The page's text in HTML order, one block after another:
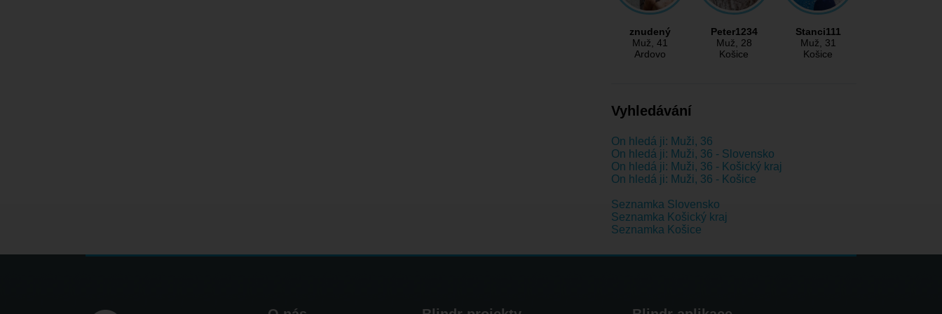
znudený
Muž, 41
Ardovo
Peter1234
Muž, 28
Košice
Stanci111
Muž, 31
Košice
Vyhledávání
On hledá ji: Muži, 36
On hledá ji: Muži, 36 - Slovensko
On hledá ji: Muži, 36 - Košický kraj
On hledá ji: Muži, 36 - Košice
Seznamka Slovensko
Seznamka Košický kraj
Seznamka Košice